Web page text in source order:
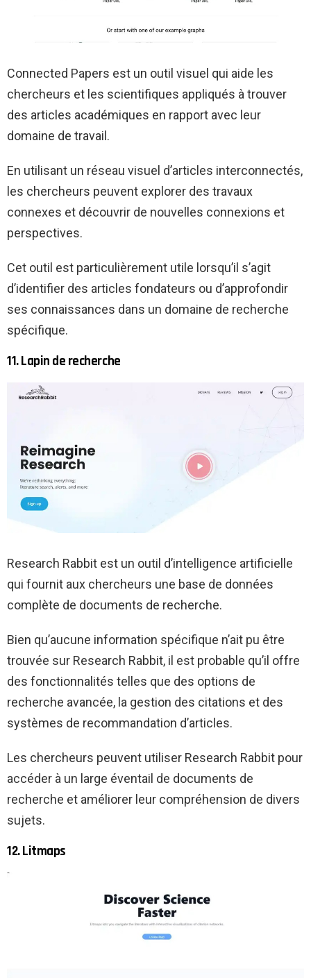
Connected Papers est un outil visuel qui aide les
chercheurs et les scientifiques appliqués à trouver
des articles académiques en rapport avec leur
domaine de travail.
En utilisant un réseau visuel d’articles interconnectés,
les chercheurs peuvent explorer des travaux
connexes et découvrir de nouvelles connexions et
perspectives.
Cet outil est particulièrement utile lorsqu’il s’agit
d’identifier des articles fondateurs ou d’approfondir
ses connaissances dans un domaine de recherche
spécifique.
11. Lapin de recherche
Research Rabbit est un outil d’intelligence artificielle
qui fournit aux chercheurs une base de données
complète de documents de recherche.
Bien qu’aucune information spécifique n’ait pu être
trouvée sur Research Rabbit, il est probable qu’il offre
des fonctionnalités telles que des options de
recherche avancée, la gestion des citations et des
systèmes de recommandation d’articles.
Les chercheurs peuvent utiliser Research Rabbit pour
accéder à un large éventail de documents de
recherche et améliorer leur compréhension de divers
sujets.
12. Litmaps